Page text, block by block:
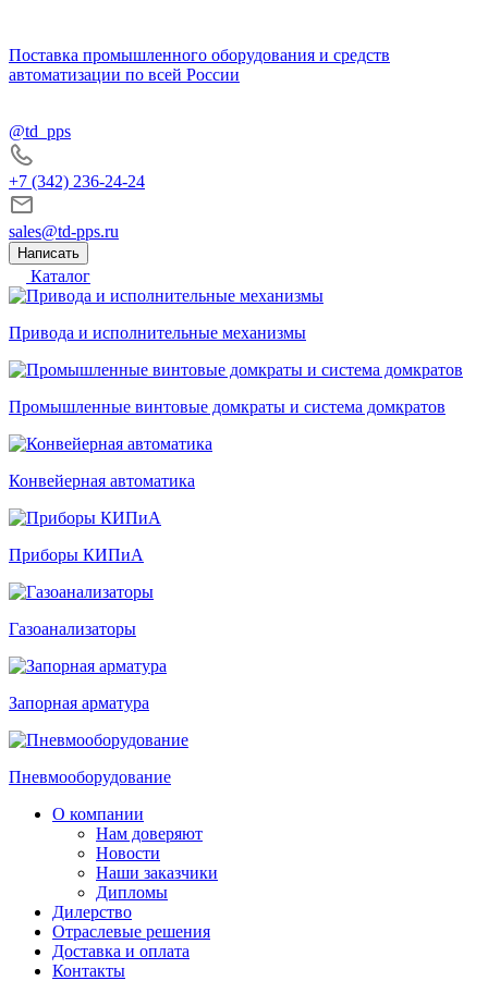
Поставка промышленного оборудования и средств
автоматизации по всей России
@td_pps
+7 (342) 236-24-24
sales@td-pps.ru
Написать
Каталог
Привода и исполнительные механизмы
Промышленные винтовые домкраты и система домкратов
Конвейерная автоматика
Приборы КИПиА
Газоанализаторы
Запорная арматура
Пневмооборудование
О компании
Нам доверяют
Новости
Наши заказчики
Дипломы
Дилерство
Отраслевые решения
Доставка и оплата
Контакты